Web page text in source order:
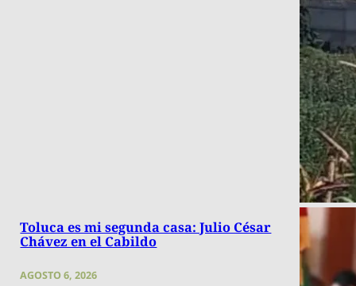
Toluca es mi segunda casa: Julio César
Chávez en el Cabildo
AGOSTO 6, 2026